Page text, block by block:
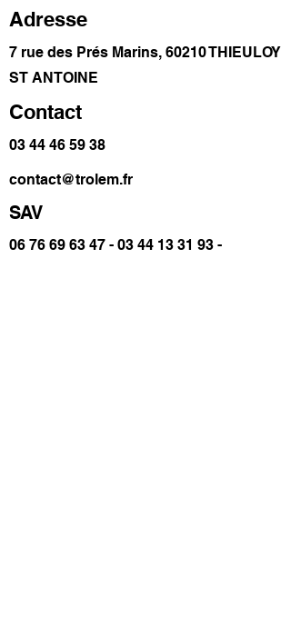
Adresse
7 rue des Prés Marins, 60210 THIEULOY
ST ANTOINE
Contact
03 44 46 59 38
contact@trolem.fr
SAV
06 76 69 63 47 - 03 44 13 31 93 -